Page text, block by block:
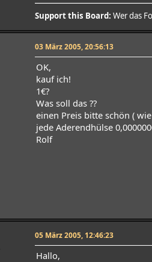
Support this Board: Wer das
03 März 2005, 20:56:13
OK,
kauf ich!
1€?
Was soll das ??
einen Preis bitte schön (
jede Aderendhülse
Rolf
05 März 2005, 12:46:23
Hallo,